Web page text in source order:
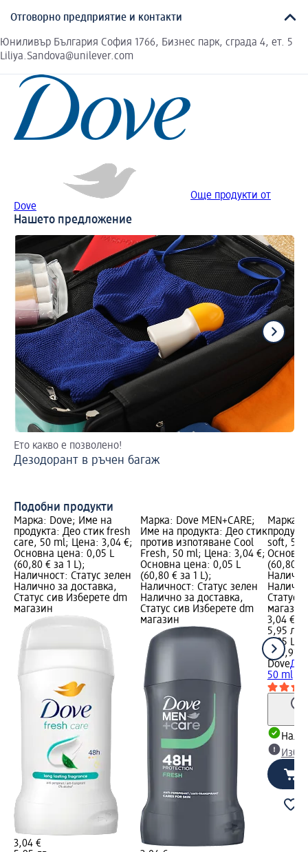
Отговорно предприятие и контакти
Юниливър България София 1766, Бизнес парк, сграда 4, ет. 5
Liliya.Sandova@unilever.com
Още продукти от
Dove
Нашето предложение
Ето какво е позволено!
Дезодорант в ръчен багаж
Подобни продукти
Марка: Dove; Име на
продукта: Део стик fresh
care, 50 ml; Цена: 3,04 €;
Основна цена: 0,05 L
(60,80 € за 1 L);
Наличност: Статус зелен
Налично за доставка,
Статус сив Изберете dm
магазин
3,04 €
Марка: Dove MEN+CARE;
Име на продукта: Део стик
против изпотяване Cool
Fresh, 50 ml; Цена: 3,04 €;
Основна цена: 0,05 L
(60,80 € за 1 L);
Наличност: Статус зелен
Налично за доставка,
Статус сив Изберете dm
магазин
Марка:
soft, 50
(60,80 €
Статус
магазин
3,04 €
5,95 лв.
0,05 L
(118,91
Dove
50 ml